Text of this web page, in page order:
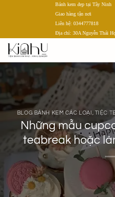
dung
Bánh kem đẹp tại Tây Ninh
Giao hàng tận nơi
Liên hệ: 0344777818
Địa chỉ: 30A Nguyễn Thái
BLOG BÁNH KEM CÁC LOẠI TIỆC
Những mẫu
teabreak hoặc